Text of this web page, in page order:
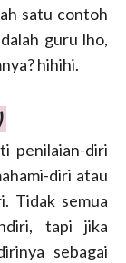
satu contoh
guru lho,
hihihi.
penilaian-diri
diri atau
Tidak semua
tapi jika
sebagai